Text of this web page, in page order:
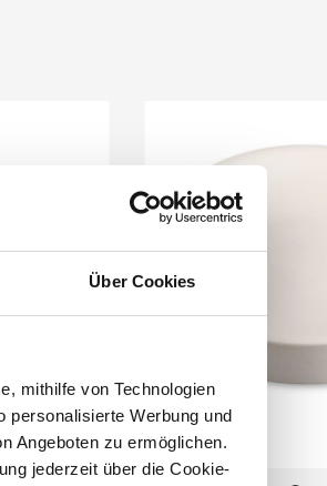
Über Cookies
mithilfe von Technologien
personalisierte Werbung und
Angeboten zu ermöglichen.
jederzeit über die Cookie-